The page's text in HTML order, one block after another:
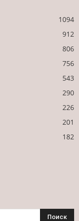
1094
912
806
756
543
290
226
201
182